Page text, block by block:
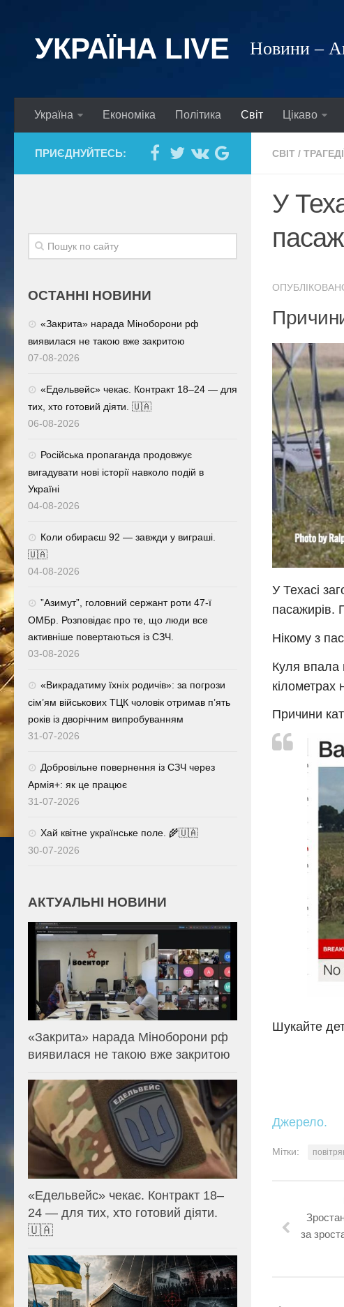
УКРАЇНА LIVE Новини –
Україна Економіка Політика Світ Цікаво
СВІТ /
У
У Техасі
пасажирів.
Нікому з
Куля впала
кілометрах
Причини
Шукайте
Джерело.
Мітки:
за
ПРИЄДНУЙТЕСЬ:
ОСТАННІ НОВИНИ
«Закрита» нарада Міноборони рф
виявилася не такою вже закритою
07-08-2026
«Едельвейс» чекає. Контракт 18–24 — для
тих, хто готовий діяти. 🇺🇦
06-08-2026
Російська пропаганда продовжує
вигадувати нові історії навколо подій в
Україні
04-08-2026
Коли обираєш 92 — завжди у виграші.
🇺🇦
04-08-2026
⁨”Азимут”, головний сержант роти 47-ї
ОМБр. Розповідає про те, що люди все
активніше повертаються із СЗЧ.
03-08-2026
«Викрадатиму їхніх родичів»: за погрози
сім’ям військових ТЦК чоловік отримав п’ять
років із дворічним випробуванням
31-07-2026
Добровільне повернення із СЗЧ через
Армія+: як це працює
31-07-2026
Хай квітне українське поле. 🌾🇺🇦
30-07-2026
АКТУАЛЬНІ НОВИНИ
«Закрита» нарада Міноборони рф
виявилася не такою вже закритою
«Едельвейс» чекає. Контракт 18–
24 — для тих, хто готовий діяти.
🇺🇦